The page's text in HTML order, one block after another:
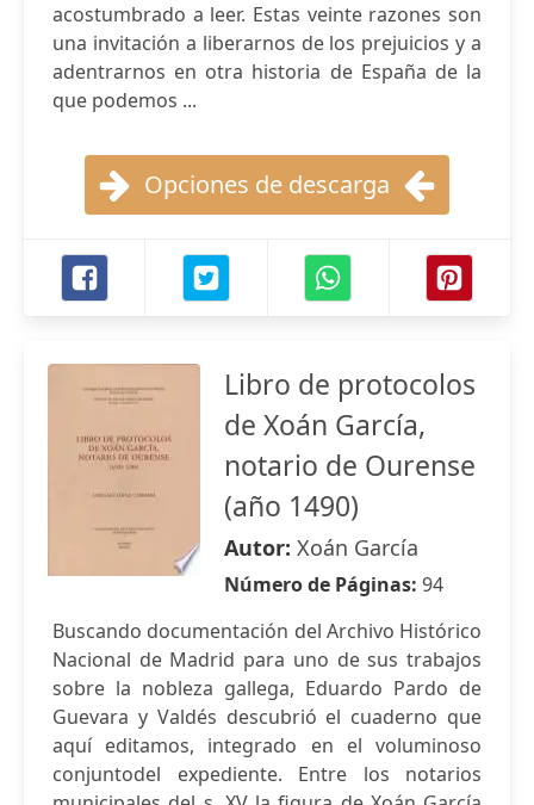
acostumbrado a leer. Estas veinte razones son
una invitación a liberarnos de los prejuicios y a
adentrarnos en otra historia de España de la
que podemos ...
Opciones de descarga
Libro de protocolos
de Xoán García,
notario de Ourense
(año 1490)
Autor: Xoán García
Número de Páginas: 94
Buscando documentación del Archivo Histórico
Nacional de Madrid para uno de sus trabajos
sobre la nobleza gallega, Eduardo Pardo de
Guevara y Valdés descubrió el cuaderno que
aquí editamos, integrado en el voluminoso
conjuntodel expediente. Entre los notarios